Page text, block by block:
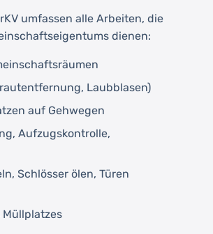
umfassen alle Arbeiten, die
dienen:
Laubblasen)
auf Gehwegen
Aufzugskontrolle,
Schlösser ölen, Türen